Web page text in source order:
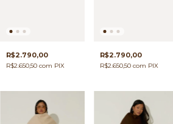
R$2.790,00
R$2.650,50 com PIX
R$2.790,00
R$2.650,50com PIX